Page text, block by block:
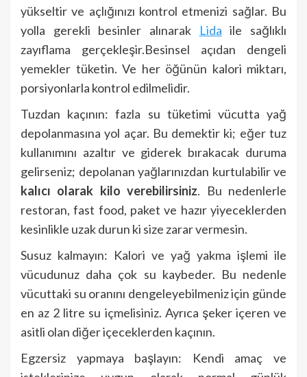
yükseltir ve açlığınızı kontrol etmenizi sağlar. Bu
yolla gerekli besinler alınarak
Lida ile sağlıklı
zayıflama gerçekleşir.Besinsel açıdan dengeli
yemekler tüketin. Ve her öğünün kalori miktarı,
porsiyonlarla kontrol edilmelidir.
Tuzdan kaçının: fazla su tüketimi vücutta yağ
depolanmasına yol açar. Bu demektir ki; eğer tuz
kullanımını azaltır ve giderek bırakacak duruma
gelirseniz; depolanan yağlarınızdan kurtulabilir ve
kalıcı olarak kilo verebilirsiniz. Bu nedenlerle
restoran, fast food, paket ve hazır yiyeceklerden
kesinlikle uzak durun ki size zarar vermesin.
Susuz kalmayın: Kalori ve yağ yakma işlemi ile
vücudunuz daha çok su kaybeder. Bu nedenle
vücuttaki su oranını dengeleyebilmeniz için günde
en az 2 litre su içmelisiniz. Ayrıca şeker içeren ve
asitli olan diğer içeceklerden kaçının.
Egzersiz yapmaya başlayın: Kendi amaç ve